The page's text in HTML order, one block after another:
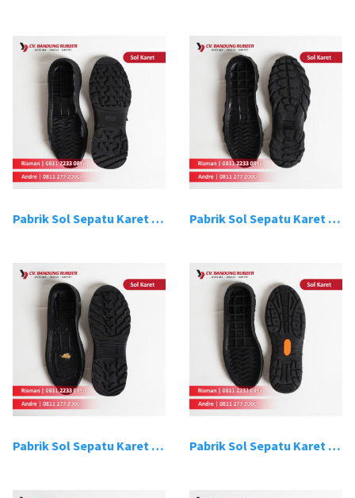
Pabrik Sol Sepatu Karet Bandung 7 Pabrik Sol Sepatu Karet Bandung 8
Pabrik Sol Sepatu Karet Bandung 9 Pabrik Sol Sepatu Karet Bandung 10